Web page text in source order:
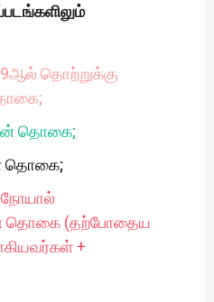
தொற்றுக்கு
தொகை;
தொகை;
தொகை (தற்போதைய
+